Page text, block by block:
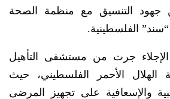
جهود التنسيق مع منظمة الصحة
“سند” الفلسطينية.
جرت من مستشفى التأهيل
الهلال الأحمر الفلسطيني، حيث
والإسعافية على تجهيز المرضى